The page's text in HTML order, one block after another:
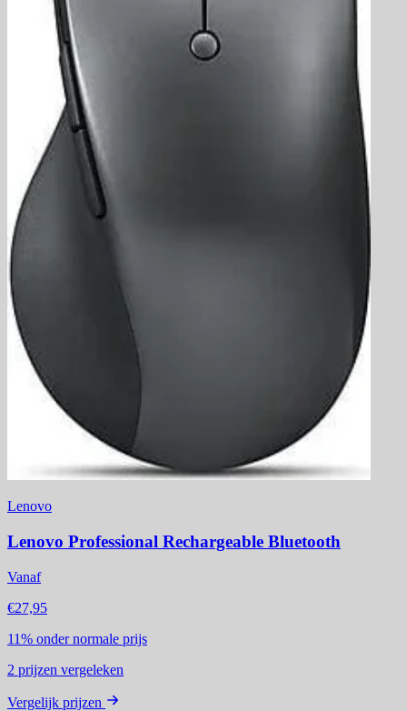
Lenovo
Lenovo Professional Rechargeable Bluetooth
Vanaf
€27,95
11% onder normale prijs
2 prijzen vergeleken
Vergelijk prijzen